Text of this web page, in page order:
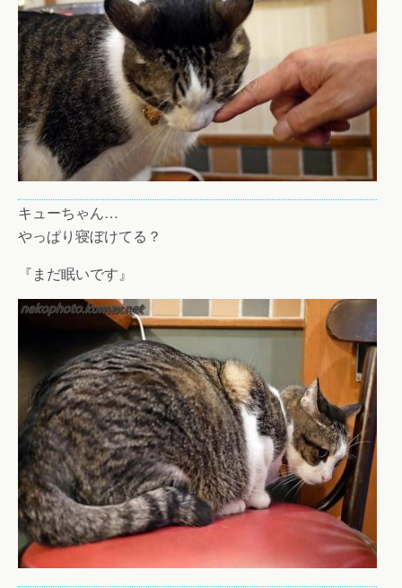
キューちゃん…
やっぱり寝ぼけてる？
『まだ眠いです』